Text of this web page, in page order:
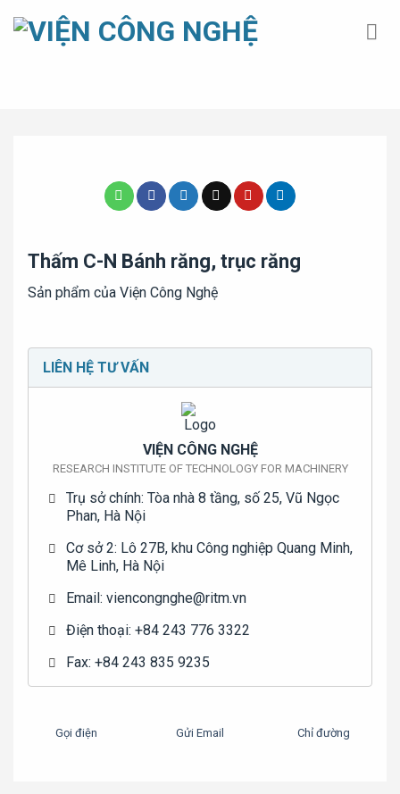
qua
Thấm C-N Bánh răng, trục răng
Sản phẩm của Viện Công Nghệ
LIÊN HỆ TƯ VẤN
VIỆN CÔNG NGHỆ
RESEARCH INSTITUTE OF TECHNOLOGY FOR MACHINERY
Trụ sở chính: Tòa nhà 8 tầng, số 25, Vũ Ngọc
Phan, Hà Nội
Cơ sở 2: Lô 27B, khu Công nghiệp Quang Minh,
Mê Linh, Hà Nội
Email: viencongnghe@ritm.vn
Điện thoại: +84 243 776 3322
Fax: +84 243 835 9235
Gọi điện Gửi Email Chỉ đường